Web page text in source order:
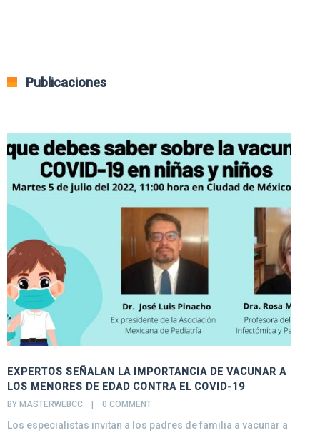
Publicaciones
EXPERTOS SEÑALAN LA IMPORTANCIA DE VACUNAR A
LOS MENORES DE EDAD CONTRA EL COVID-19
BY MASTERWEBCC    | 0 COMMENT
Los especialistas invitan a los padres de familia a vacunar a